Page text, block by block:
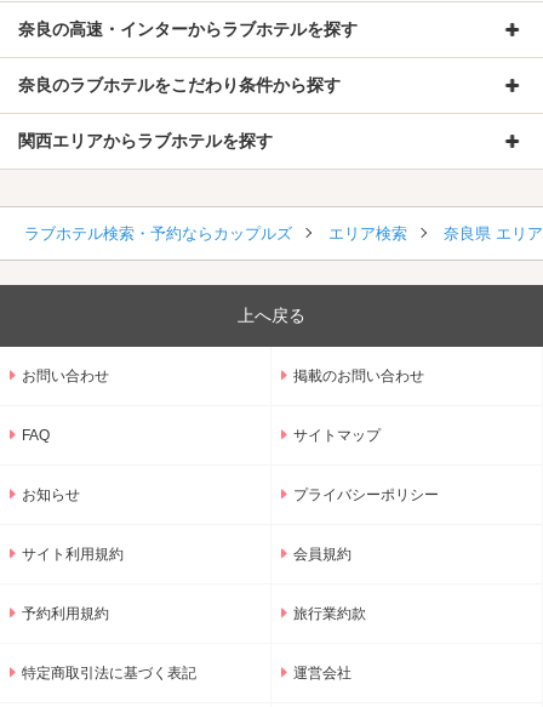
奈良の高速・インターからラブホテルを探す
奈良のラブホテルをこだわり条件から探す
関西エリアからラブホテルを探す
ラブホテル検索・予約ならカップルズ エリア検索 奈良県 エリ
上へ戻る
お問い合わせ 掲載のお問い合わせ
FAQ サイトマップ
お知らせ プライバシーポリシー
サイト利用規約 会員規約
予約利用規約 旅行業約款
特定商取引法に基づく表記 運営会社